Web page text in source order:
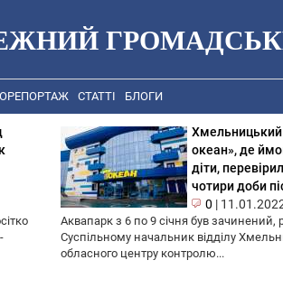
СТАТТІ БЛОГИ
Хмельницький
океан», де
діти,
чотири доби
0 |
Аквапарк з 6 по 9 січня був зачинений,
Суспільному начальник відділу
обласного центру контролю...